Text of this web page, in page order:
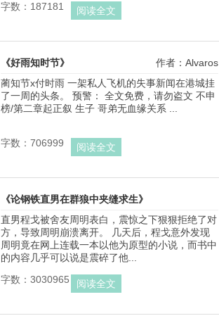
字数：187181 阅读全文
《好雨知时节》
作者：Alvaros
蔺知节x付时雨 一架私人飞机的失事新闻在港城挂
了一周的头条。 预警： 全文免费，请勿盗文 不申
榜/第二章起正叙 生子 哥弟无血缘关系 ...
字数：706999 阅读全文
《论钢铁直男在群狼中夹缝求生》
作者：以万物为死狗
直男程戈被舍友周明表白，震惊之下狠狠拒绝了对
方，导致周明崩溃离开。 几天后，程戈意外发现
周明竟在网上连载一本以他为原型的小说，而书中
的内容几乎可以说是震碎了他...
字数：3030965
阅读全文